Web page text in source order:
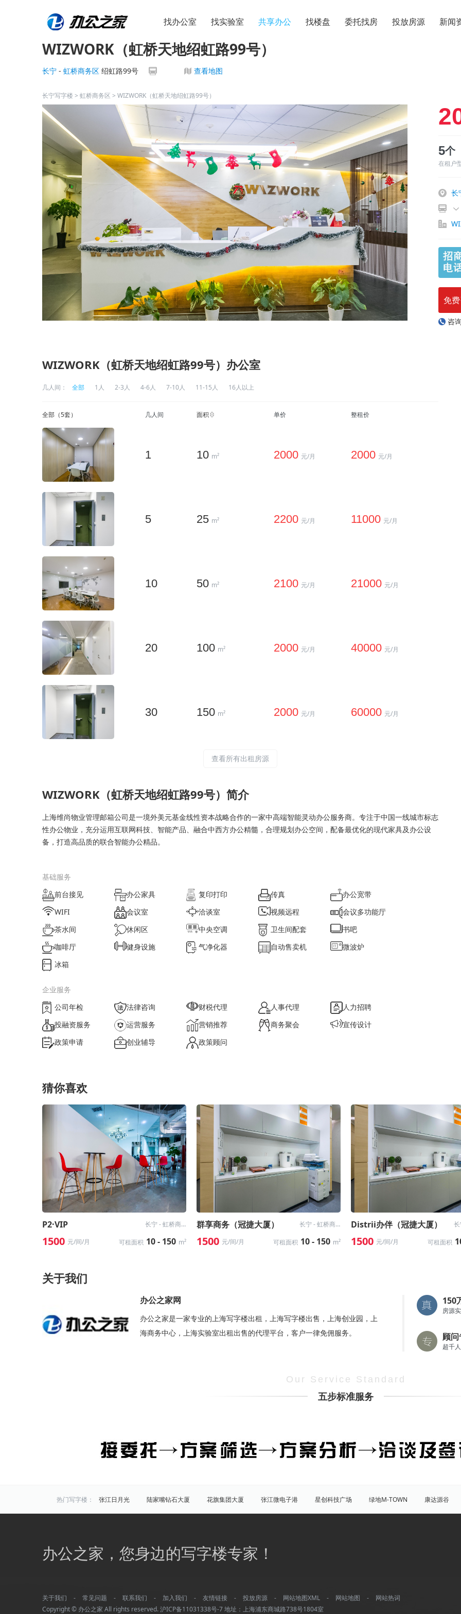
找办公室 找实验室 共享办公 找楼盘 委托找房 投放房源 新闻
WIZWORK（虹桥天地绍虹路99号）
长宁 - 虹桥商务区 绍虹路99号 查看地图
长宁写字楼 > 虹桥商务区 > WIZWORK（虹桥天地绍虹路99号）
5个
在租户
长
免
咨
WIZWORK（虹桥天地绍虹路99号）办公室
几人间： 全部 1人 2-3人 4-6人 7-10人 11-15人 16人以上
全部（5套） 几人间 面积 单价 整租价
1 10 m² 2000 元/月 2000 元/月
5 25 m² 2200 元/月 11000 元/月
10 50 m² 2100 元/月 21000 元/月
20 100 m² 2000 元/月 40000 元/月
30 150 m² 2000 元/月 60000 元/月
查看所有出租房源
WIZWORK（虹桥天地绍虹路99号）简介
上海维尚物业管理邮箱公司是一境外美元基金线性资本战略合作的一家中高端智能灵动办公服务商。专注于中国一线城市标志
性办公物业，充分运用互联网科技、智能产品、融合中西方办公精髓，合理规划办公空间，配备最优化的现代家具及办公设
备，打造高品质的联合智能办公精品。
基础服务
前台接见
办公家具 复印打印 传真
办公宽带
WIFI
会议室 洽谈室 视频远程
会议多功能厅
茶水间
休闲区 中央空调 卫生间配套
书吧
咖啡厅
健身设施 气净化器 自动售卖机
微波炉
冰箱
企业服务
公司年检
法律咨询 财税代理 人事代理
人力招聘
投融资服务
运营服务 营销推荐 商务聚会
宣传设计
政策申请
创业辅导 政策顾问
猜你喜欢
P2·VIP 长宁 - 虹桥商务区
1500 元/间/月 可租面积 10 - 150 m²
群享商务（冠捷大厦） 长宁 - 虹桥商务区
1500 元/间/月 可租面积 10 - 150 m²
Distrii办伴（冠捷大厦）
1500 元/间/月 可租面积
关于我们
办公之家网
办公之家是一家专业的上海写字楼出租，上海写字楼出售，上海创业园，上
海商务中心，上海实验室出租出售的代理平台，客户一律免佣服务。
150
房源
顾
超千
Our Service Standard
五步标准服务
热门写字楼： 张江日月光 陆家嘴钻石大厦 花旗集团大厦 张江微电子港 星创科技广场 绿地M-TOWN
康达源谷
炬芯研发大楼
佑越国际 张江海趣园 盛大天地源创谷 豪威科技园（张江乐业天地） 张江海豚湾
原
区域写字楼： 徐汇 长宁 静安 普陀
商圈写字楼： 曹杨路 金山 陆家嘴 静安寺 八佰伴
平凉/杨浦外滩
龙柏 彭浦 新江湾城 浦江 水产路 延安西路 董家渡 长阳路
办公之家，您身边的写字楼专家！
关于我们 - 常见问题 - 联系我们 - 加入我们 - 友情链接 - 投放房源 - 网站地图XML - 网站地图 -
网站热词
Copyright © 办公之家 All rights reserved.沪ICP备11031338号-7地址：上海浦东商城路738号1804室